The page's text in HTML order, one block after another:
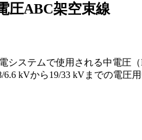
圧ABC架空束線
システムで使用される中電圧
6.6 kVから19/33 kVまでの電圧